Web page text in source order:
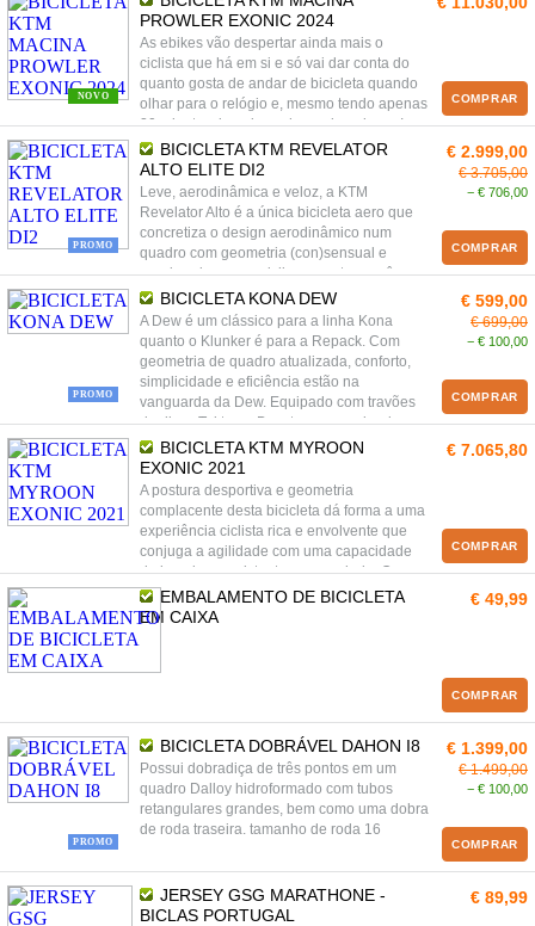
semana fora da cidade. A Kross Hexagon
Junior 1.0 apresenta soluções técnicas para
adultos, inseridas num quadro mais
pequeno adaptado à altura das crianças.
NOVO
PROWLER EXONIC 2024
As ebikes vão despertar ainda mais o
ciclista que há em si e só vai dar conta do
quanto gosta de andar de bicicleta quando
olhar para o relógio e, mesmo tendo apenas
20 minutos, imaginas chegar bem longe!
COMPRAR
PROMO
BICICLETA KTM REVELATOR
ALTO ELITE DI2
Leve, aerodinâmica e veloz, a KTM
Revelator Alto é a única bicicleta aero que
concretiza o design aerodinâmico num
quadro com geometria (con)sensual e
ponderada para o ciclismo contemporâneo.
€ 2.999,00
€ 3.705,00
− € 706,00
COMPRAR
PROMO
BICICLETA KONA DEW
A Dew é um clássico para a linha Kona
quanto o Klunker é para a Repack. Com
geometria de quadro atualizada, conforto,
simplicidade e eficiência estão na
vanguarda da Dew. Equipado com travões
de disco Tektro, o Dew tem um poder de
travagem excepcional, seja ao descer uma
colina ou aperfeiçoar as suas derrapagens.
€ 599,00
€ 699,00
− € 100,00
COMPRAR
BICICLETA KTM MYROON
EXONIC 2021
A postura desportiva e geometria
complacente desta bicicleta dá forma a uma
experiência ciclista rica e envolvente que
conjuga a agilidade com uma capacidade
de impulso persistente e musculada. O
conceito e conhecimento adquirido no
modulagem do carbono permitiu a
lateral e amortecimento vertical passivo -
dia, do passeio ou do percurso, a
experiência e sensações vão ser bem
melhores do que com bicicletas rígidas
convencionais.
€ 7.065,80
COMPRAR
EMBALAMENTO DE BICICLETA
EM CAIXA
€ 49,99
COMPRAR
PROMO
BICICLETA DOBRÁVEL DAHON I8
Possui dobradiça de três pontos em um
quadro Dalloy hidroformado com tubos
retangulares grandes, bem como uma dobra
de roda traseira. tamanho de roda 16
€ 1.399,00
€ 1.499,00
− € 100,00
COMPRAR
JERSEY GSG MARATHONE -
BICLAS PORTUGAL
€ 89,99